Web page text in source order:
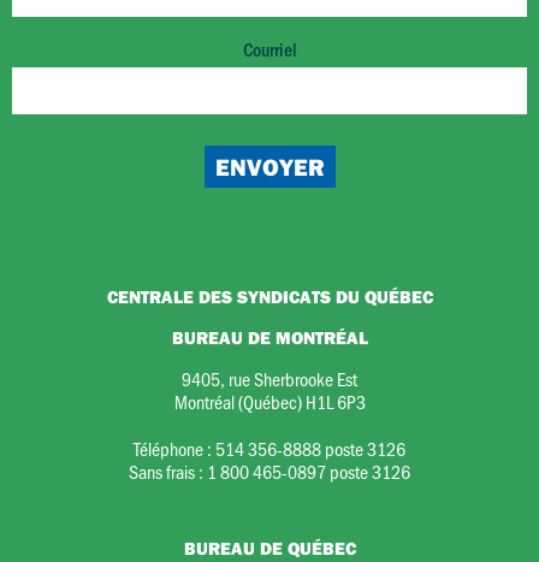
Courriel
CENTRALE DES SYNDICATS DU QUÉBEC
BUREAU DE MONTRÉAL
9405, rue Sherbrooke Est
Montréal (Québec) H1L 6P3
Téléphone : 514 356-8888 poste 3126
Sans frais : 1 800 465-0897 poste 3126
BUREAU DE QUÉBEC